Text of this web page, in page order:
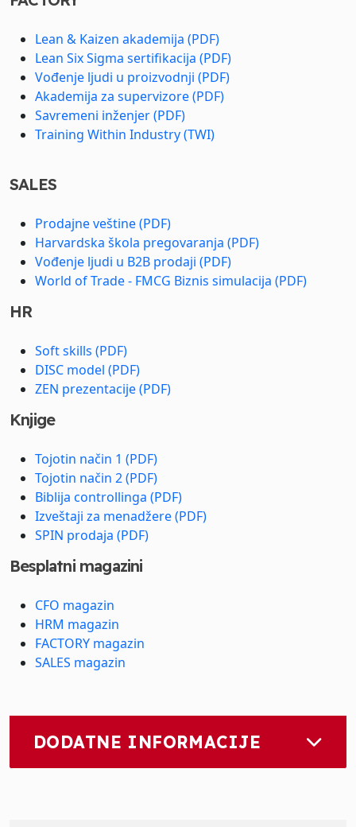
Lean & Kaizen akademija (PDF)
Lean Six Sigma sertifikacija (PDF)
Vođenje ljudi u proizvodnji (PDF)
Akademija za supervizore (PDF)
Savremeni inženjer (PDF)
Training Within Industry (TWI)
SALES
Prodajne veštine (PDF)
Harvardska škola pregovaranja (PDF)
Vođenje ljudi u B2B prodaji (PDF)
World of Trade - FMCG Biznis simulacija (PDF)
HR
Soft skills (PDF)
DISC model (PDF)
ZEN prezentacije (PDF)
Knjige
Tojotin način 1 (PDF)
Tojotin način 2 (PDF)
Biblija controllinga (PDF)
Izveštaji za menadžere (PDF)
SPIN prodaja (PDF)
Besplatni magazini
CFO magazin
HRM magazin
FACTORY magazin
SALES magazin
DODATNE INFORMACIJE